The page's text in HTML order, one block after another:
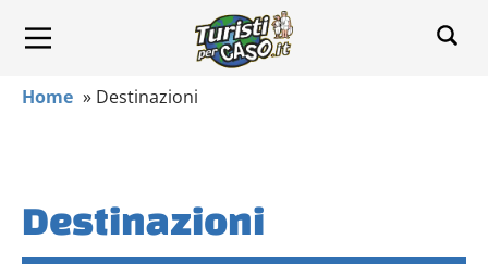
Home » Destinazioni
Destinazioni